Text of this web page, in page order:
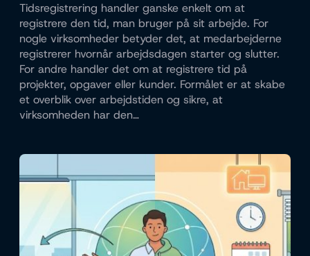
Tidsregistrering handler ganske enkelt om at
registrere den tid, man bruger på sit arbejde. For
nogle virksomheder betyder det, at medarbejderne
registrerer hvornår arbejdsdagen starter og slutter.
For andre handler det om at registrere tid på
projekter, opgaver eller kunder. Formålet er at skabe
et overblik over arbejdstiden og sikre, at
virksomheden har den…